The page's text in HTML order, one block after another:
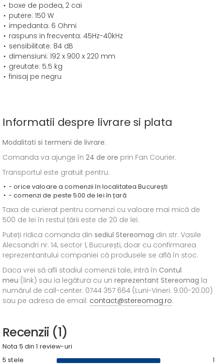
boxe de podea, 2 cai
putere: 150 W
impedanta: 6 Ohmi
raspuns in frecventa: 45Hz-40kHz
sensibilitate: 84 dB
dimensiuni: 192 x 900 x 220 mm
greutate: 5.5 kg
finisaj pe negru
Informatii despre livrare si plata
Modalitati si termeni de livrare:
Comanda va ajunge în 24 de ore prin Fan Courier.
Transportul este gratuit pentru:
- orice valoare a comenzii în localitatea București
- comenzi de peste 500 de lei în țară
Taxa de curierat pentru comenzi cu valoare mai mică de
500 de lei în restul țării este de 20 de lei.
Puteți ridica comanda din sediul Stereomag din str. Vasile
Alecsandri nr. 14, sector 1, București, doar cu confirmarea
reprezentantului companiei că produsele se află în stoc.
Daca vrei să afli stadiul comenzii tale, intră în Contul
meu (link) sau ia legătura cu un reprezentant Stereomag la
numărul de call-center: 0744 357 664 (Luni-Vineri: 9.00-20.00)
sau pe adresa de email: contact@stereomag.ro.
Recenzii (1)
Nota 5 din 1 review-uri
5 stele
1